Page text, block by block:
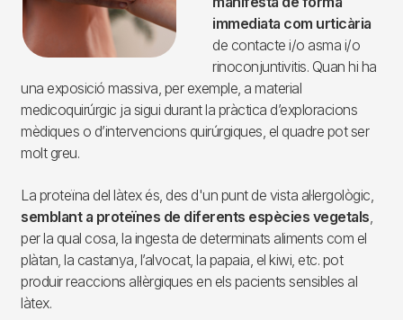
immediata com urticària
de contacte i/o asma i/o
rinoconjuntivitis. Quan hi ha
una exposició massiva, per exemple, a material
medicoquirúrgic ja sigui durant la pràctica d’exploracions
mèdiques o d’intervencions quirúrgiques, el quadre pot ser
molt greu.
La proteïna del làtex és, des d'un punt de vista al·lergològic,
semblant a proteïnes de diferents espècies vegetals
per la qual cosa, la ingesta de determinats aliments com el
plàtan, la castanya, l’alvocat, la papaia, el kiwi, etc. pot
produir reaccions al·lèrgiques en els pacients sensibles al
làtex.